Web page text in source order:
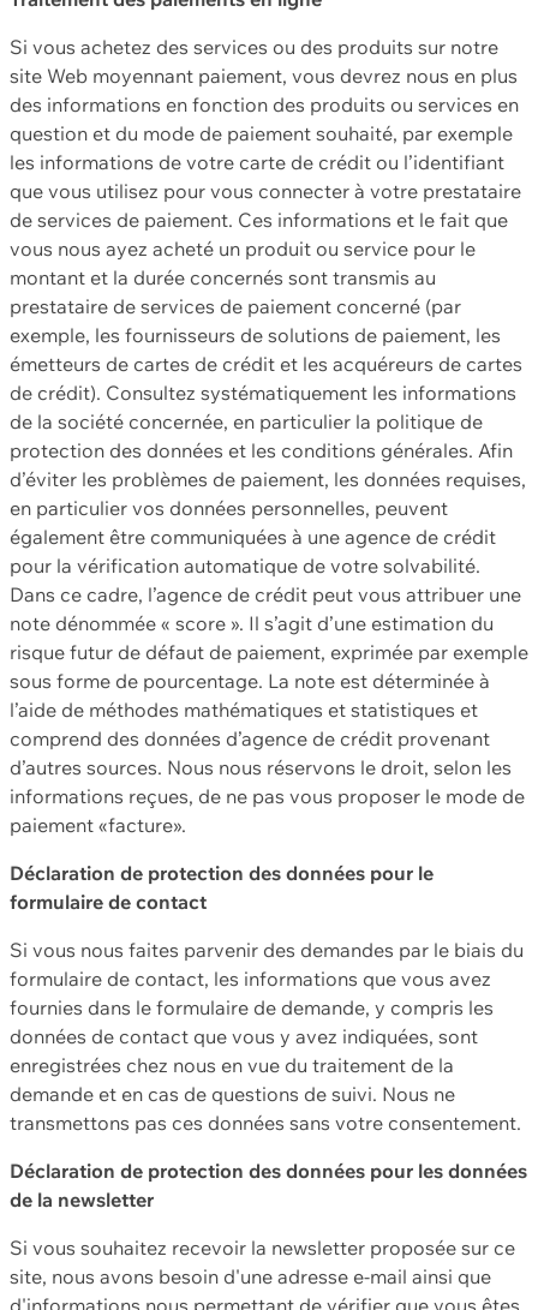
Si vous achetez des services ou des produits sur notre
site Web moyennant paiement, vous devrez nous en plus
des informations en fonction des produits ou services en
question et du mode de paiement souhaité, par exemple
les informations de votre carte de crédit ou l’identifiant
que vous utilisez pour vous connecter à votre prestataire
de services de paiement. Ces informations et le fait que
vous nous ayez acheté un produit ou service pour le
montant et la durée concernés sont transmis au
prestataire de services de paiement concerné (par
exemple, les fournisseurs de solutions de paiement, les
émetteurs de cartes de crédit et les acquéreurs de cartes
de crédit). Consultez systématiquement les informations
de la société concernée, en particulier la politique de
protection des données et les conditions générales. Afin
d’éviter les problèmes de paiement, les données requises,
en particulier vos données personnelles, peuvent
également être communiquées à une agence de crédit
pour la vérification automatique de votre solvabilité.
Dans ce cadre, l’agence de crédit peut vous attribuer une
note dénommée « score ». Il s’agit d’une estimation du
risque futur de défaut de paiement, exprimée par exemple
sous forme de pourcentage. La note est déterminée à
l’aide de méthodes mathématiques et statistiques et
comprend des données d’agence de crédit provenant
d’autres sources. Nous nous réservons le droit, selon les
informations reçues, de ne pas vous proposer le mode de
paiement «facture».
Déclaration de protection des données pour le
formulaire de contact
Si vous nous faites parvenir des demandes par le biais du
formulaire de contact, les informations que vous avez
fournies dans le formulaire de demande, y compris les
données de contact que vous y avez indiquées, sont
enregistrées chez nous en vue du traitement de la
demande et en cas de questions de suivi. Nous ne
transmettons pas ces données sans votre consentement.
Déclaration de protection des données pour les données
de la newsletter
Si vous souhaitez recevoir la newsletter proposée sur ce
site, nous avons besoin d'une adresse e-mail ainsi que